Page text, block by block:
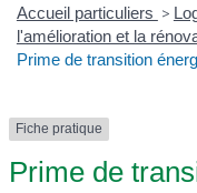
Accueil particuliers >
l'amélioration et la
Prime de transition
Fiche pratique
Prime de